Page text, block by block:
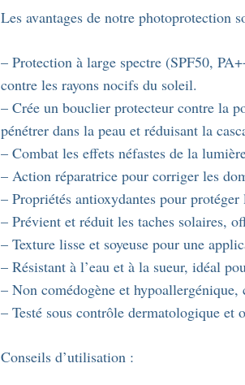
Les avantages de notre photoprotection
– Protection à large spectre (SPF50,
contre les rayons nocifs du soleil.
– Crée un bouclier protecteur contre la
pénétrer dans la peau et réduisant la
– Combat les effets néfastes de la
– Action réparatrice pour corriger les
– Propriétés antioxydantes pour
– Prévient et réduit les taches solaires,
– Texture lisse et soyeuse pour une
– Résistant à l’eau et à la sueur, idéal
– Non comédogène et
– Testé sous contrôle dermatologique
Conseils d’utilisation :